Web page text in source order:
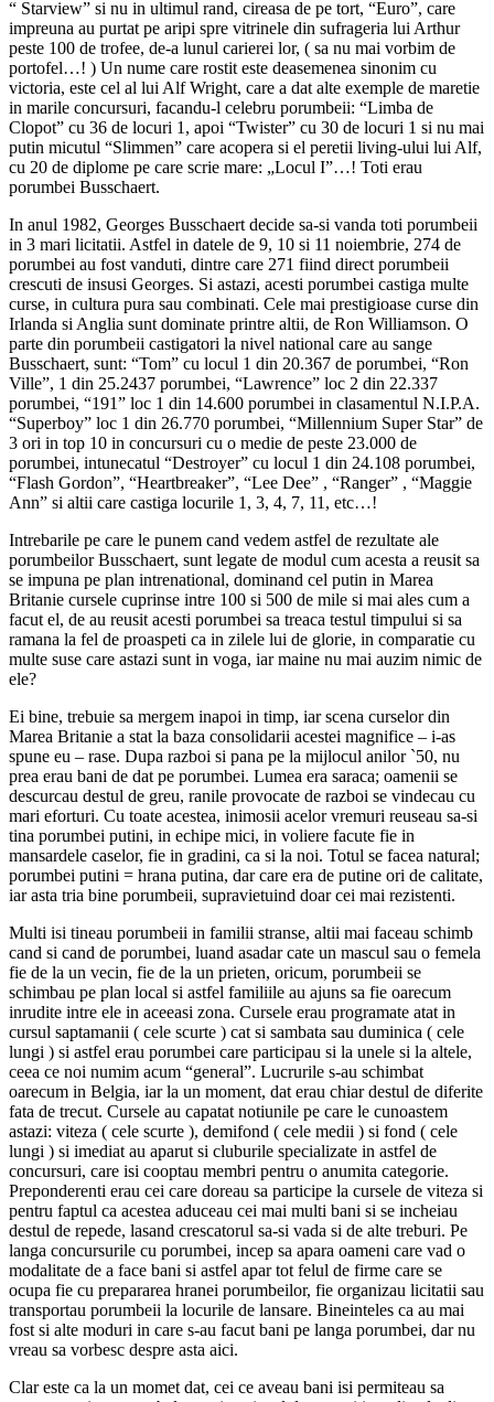
“ Starview” si nu in ultimul rand, cireasa de pe tort, “Euro”, care
impreuna au purtat pe aripi spre vitrinele din sufrageria lui Arthur
peste 100 de trofee, de-a lunul carierei lor, ( sa nu mai vorbim de
portofel…! ) Un nume care rostit este deasemenea sinonim cu
victoria, este cel al lui Alf Wright, care a dat alte exemple de maretie
in marile concursuri, facandu-l celebru porumbeii: “Limba de
Clopot” cu 36 de locuri 1, apoi “Twister” cu 30 de locuri 1 si nu mai
putin micutul “Slimmen” care acopera si el peretii living-ului lui Alf,
cu 20 de diplome pe care scrie mare: „Locul I”…! Toti erau
porumbei Busschaert.
In anul 1982, Georges Busschaert decide sa-si vanda toti porumbeii
in 3 mari licitatii. Astfel in datele de 9, 10 si 11 noiembrie, 274 de
porumbei au fost vanduti, dintre care 271 fiind direct porumbeii
crescuti de insusi Georges. Si astazi, acesti porumbei castiga multe
curse, in cultura pura sau combinati. Cele mai prestigioase curse din
Irlanda si Anglia sunt dominate printre altii, de Ron Williamson. O
parte din porumbeii castigatori la nivel national care au sange
Busschaert, sunt: “Tom” cu locul 1 din 20.367 de porumbei, “Ron
Ville”, 1 din 25.2437 porumbei, “Lawrence” loc 2 din 22.337
porumbei, “191” loc 1 din 14.600 porumbei in clasamentul N.I.P.A.
“Superboy” loc 1 din 26.770 porumbei, “Millennium Super Star” de
3 ori in top 10 in concursuri cu o medie de peste 23.000 de
porumbei, intunecatul “Destroyer” cu locul 1 din 24.108 porumbei,
“Flash Gordon”, “Heartbreaker”, “Lee Dee” , “Ranger” , “Maggie
Ann” si altii care castiga locurile 1, 3, 4, 7, 11, etc…!
Intrebarile pe care le punem cand vedem astfel de rezultate ale
porumbeilor Busschaert, sunt legate de modul cum acesta a reusit sa
se impuna pe plan intrenational, dominand cel putin in Marea
Britanie cursele cuprinse intre 100 si 500 de mile si mai ales cum a
facut el, de au reusit acesti porumbei sa treaca testul timpului si sa
ramana la fel de proaspeti ca in zilele lui de glorie, in comparatie cu
multe suse care astazi sunt in voga, iar maine nu mai auzim nimic de
ele?
Ei bine, trebuie sa mergem inapoi in timp, iar scena curselor din
Marea Britanie a stat la baza consolidarii acestei magnifice – i-as
spune eu – rase. Dupa razboi si pana pe la mijlocul anilor `50, nu
prea erau bani de dat pe porumbei. Lumea era saraca; oamenii se
descurcau destul de greu, ranile provocate de razboi se vindecau cu
mari eforturi. Cu toate acestea, inimosii acelor vremuri reuseau sa-si
tina porumbei putini, in echipe mici, in voliere facute fie in
mansardele caselor, fie in gradini, ca si la noi. Totul se facea natural;
porumbei putini = hrana putina, dar care era de putine ori de calitate,
iar asta tria bine porumbeii, supravietuind doar cei mai rezistenti.
Multi isi tineau porumbeii in familii stranse, altii mai faceau schimb
cand si cand de porumbei, luand asadar cate un mascul sau o femela
fie de la un vecin, fie de la un prieten, oricum, porumbeii se
schimbau pe plan local si astfel familiile au ajuns sa fie oarecum
inrudite intre ele in aceeasi zona. Cursele erau programate atat in
cursul saptamanii ( cele scurte ) cat si sambata sau duminica ( cele
lungi ) si astfel erau porumbei care participau si la unele si la altele,
ceea ce noi numim acum “general”. Lucrurile s-au schimbat
oarecum in Belgia, iar la un moment, dat erau chiar destul de diferite
fata de trecut. Cursele au capatat notiunile pe care le cunoastem
astazi: viteza ( cele scurte ), demifond ( cele medii ) si fond ( cele
lungi ) si imediat au aparut si cluburile specializate in astfel de
concursuri, care isi cooptau membri pentru o anumita categorie.
Preponderenti erau cei care doreau sa participe la cursele de viteza si
pentru faptul ca acestea aduceau cei mai multi bani si se incheiau
destul de repede, lasand crescatorul sa-si vada si de alte treburi. Pe
langa concursurile cu porumbei, incep sa apara oameni care vad o
modalitate de a face bani si astfel apar tot felul de firme care se
ocupa fie cu prepararea hranei porumbeilor, fie organizau licitatii sau
transportau porumbeii la locurile de lansare. Bineinteles ca au mai
fost si alte moduri in care s-au facut bani pe langa porumbei, dar nu
vreau sa vorbesc despre asta aici.
Clar este ca la un momet dat, cei ce aveau bani isi permiteau sa